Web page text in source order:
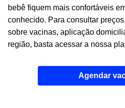
bebê fiquem mais confortáveis
conhecido. Para consultar
sobre vacinas, aplicação
região, basta acessar a nossa
Agendar